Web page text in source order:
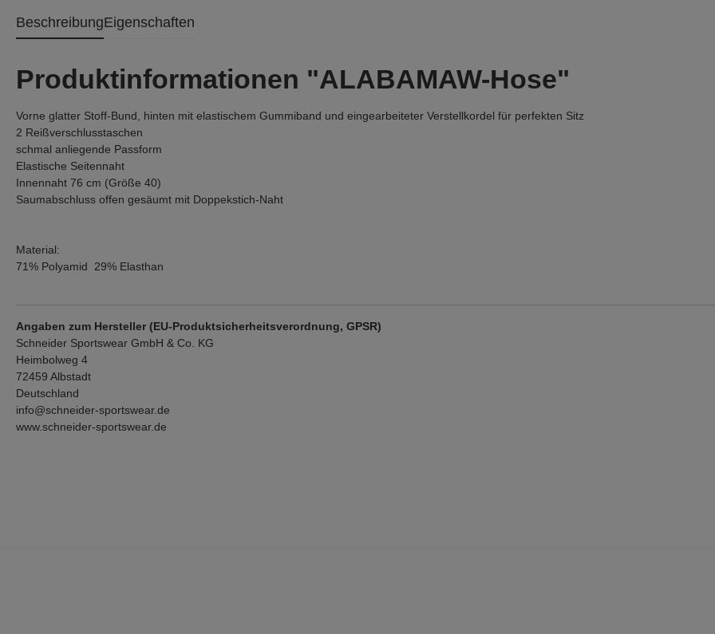
BeschreibungEigenschaften
Produktinformationen "ALABAMAW-Hose"
Vorne glatter Stoff-Bund, hinten mit elastischem Gummiband und eingearbeiteter Verstellkordel für perfekten Sitz
2 Reißverschlusstaschen
schmal anliegende Passform
Elastische Seitennaht
Innennaht 76 cm (Größe 40)
Saumabschluss offen gesäumt mit Doppekstich-Naht
Material:
71% Polyamid 29% Elasthan
Angaben zum Hersteller (EU-Produktsicherheitsverordnung, GPSR)
Schneider Sportswear GmbH & Co. KG
Heimbolweg 4
72459 Albstadt
Deutschland
info@schneider-sportswear.de
www.schneider-sportswear.de